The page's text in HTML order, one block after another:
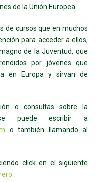
de la Unión Europea.
de cursos que en muchos
para acceder a ellos,
de la Juventud, que
por jóvenes que
en Europa y sirvan de
o consultas sobre la
puede escribir a
o también llamando al
click en el siguiente